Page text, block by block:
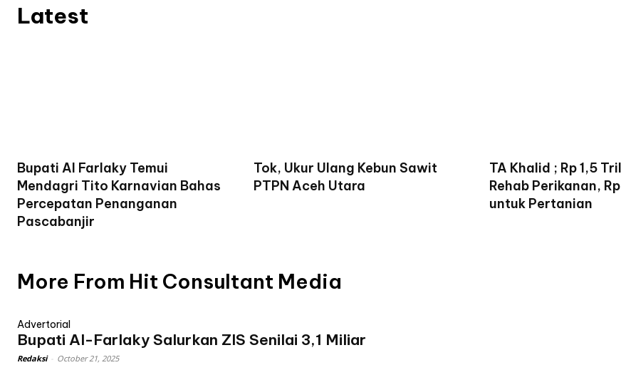
Latest
Bupati Al Farlaky Temui
Mendagri Tito Karnavian Bahas
Percepatan Penanganan
Pascabanjir
Tok, Ukur Ulang Kebun Sawit
PTPN Aceh Utara
TA Khalid ; Rp 1,5
Rehab Perikanan,
untuk Pertanian
More From Hit Consultant Media
Advertorial
Bupati Al-Farlaky Salurkan ZIS Senilai 3,1 Miliar
Redaksi October 21, 2025